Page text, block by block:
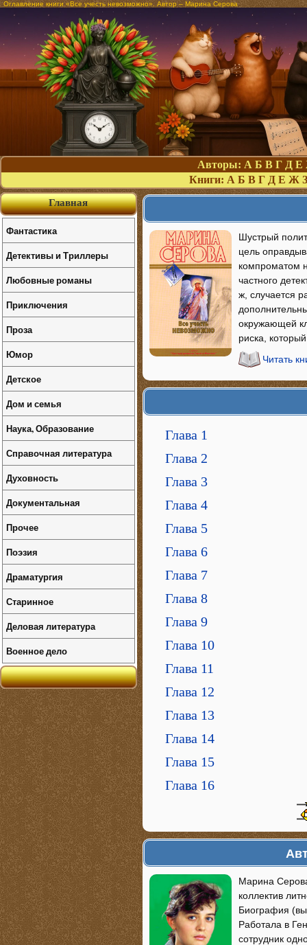
Оглавление книги «Все учесть невозможно». Автор – Марина Серова
Авторы: А Б В Г Д Е
Книги: А Б В Г Д Е Ж З
Шустрый
цель
компроматом
частного
ж, случается
окружающей
риска,
Читать
Глава 1
Глава 2
Глава 3
Глава 4
Глава 5
Глава 6
Глава 7
Глава 8
Глава 9
Глава 10
Глава 11
Глава 12
Глава 13
Глава 14
Глава 15
Глава 16
Марина
коллектив
Биография
Работала в
сотрудник
Главная
Фантастика
Детективы и Триллеры
Любовные романы
Приключения
Проза
Юмор
Детское
Дом и семья
Наука, Образование
Справочная литература
Духовность
Документальная
Прочее
Поэзия
Драматургия
Старинное
Деловая литература
Военное дело